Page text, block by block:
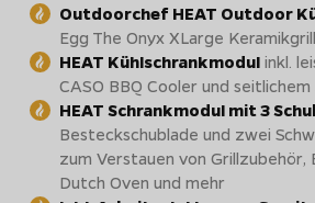
Outdoorchef HEAT Outdoor
Egg The Onyx XLarge Keramikgrill
HEAT Kühlschrankmodul inkl.
CASO BBQ Cooler und
HEAT Schrankmodul mit 3
Besteckschublade und zwei
zum Verstauen von Grillzubehör,
Dutch Oven und mehr